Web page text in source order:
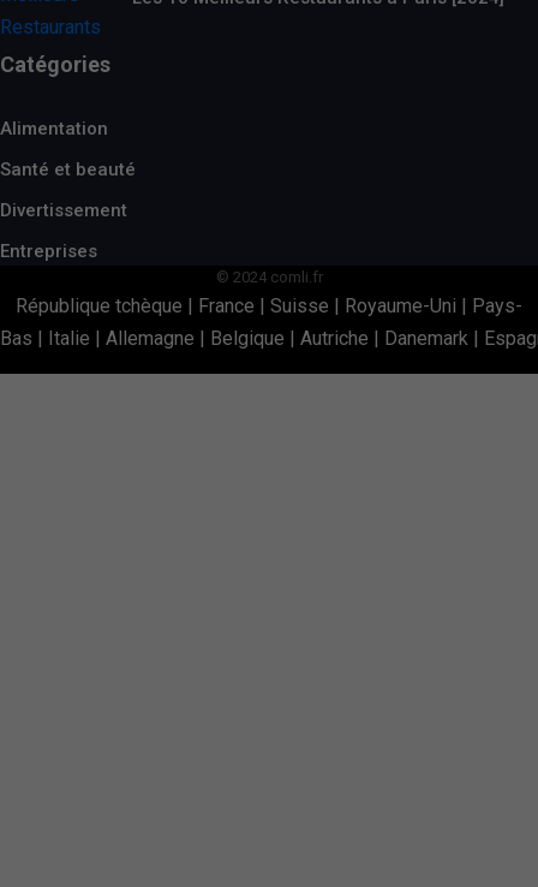
Catégories
Alimentation
Santé et beauté
Divertissement
Entreprises
© 2024 comli.fr
République tchèque | France | Suisse | Royaume-Uni | Pays-
Bas | Italie | Allemagne | Belgique | Autriche | Danemark |